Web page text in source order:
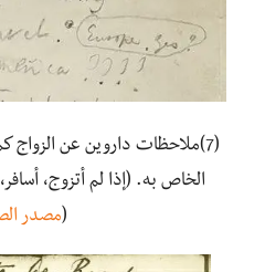
(7)ملاحظات داروين عن الزواج
الخاص به. (إذا لم أتزوج،
(مصدر